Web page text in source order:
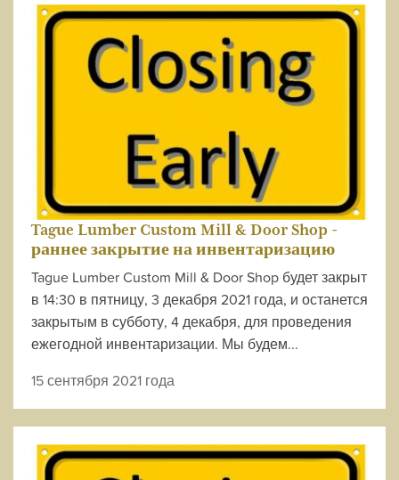
Tague Lumber Custom Mill & Door Shop -
раннее закрытие на инвентаризацию
Tague Lumber Custom Mill & Door Shop будет закрыт
в 14:30 в пятницу, 3 декабря 2021 года, и останется
закрытым в субботу, 4 декабря, для проведения
ежегодной инвентаризации. Мы будем...
15 сентября 2021 года